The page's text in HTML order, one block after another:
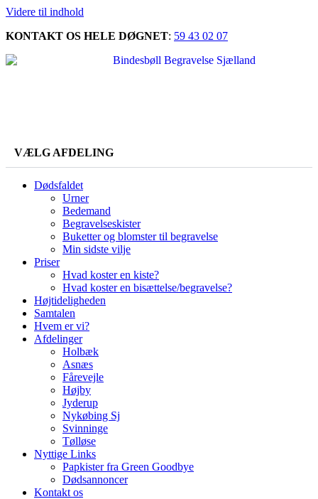
Videre til indhold
KONTAKT OS HELE DØGNET: 59 43 02 07
VÆLG AFDELING
Dødsfaldet
Urner
Bedemand
Begravelseskister
Buketter og blomster til begravelse
Min sidste vilje
Priser
Hvad koster en kiste?
Hvad koster en bisættelse/begravelse?
Højtideligheden
Samtalen
Hvem er vi?
Afdelinger
Holbæk
Asnæs
Fårevejle
Højby
Jyderup
Nykøbing Sj
Svinninge
Tølløse
Nyttige Links
Papkister fra Green Goodbye
Dødsannoncer
Kontakt os